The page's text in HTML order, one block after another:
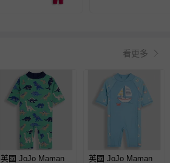
看更多
英國 JoJo Maman
英國 JoJo Maman